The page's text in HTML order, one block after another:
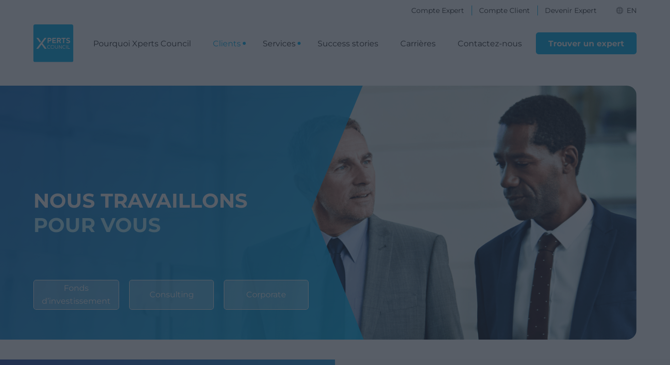
EN
Trouver un expert
Pourquoi Xperts Council Clients Services Success stories Carrières Contactez-nous
Compte Expert Compte Client Devenir Expert
NOUS TRAVAILLONS
POUR VOUS
Fonds
d’investissement
Consulting Corporate